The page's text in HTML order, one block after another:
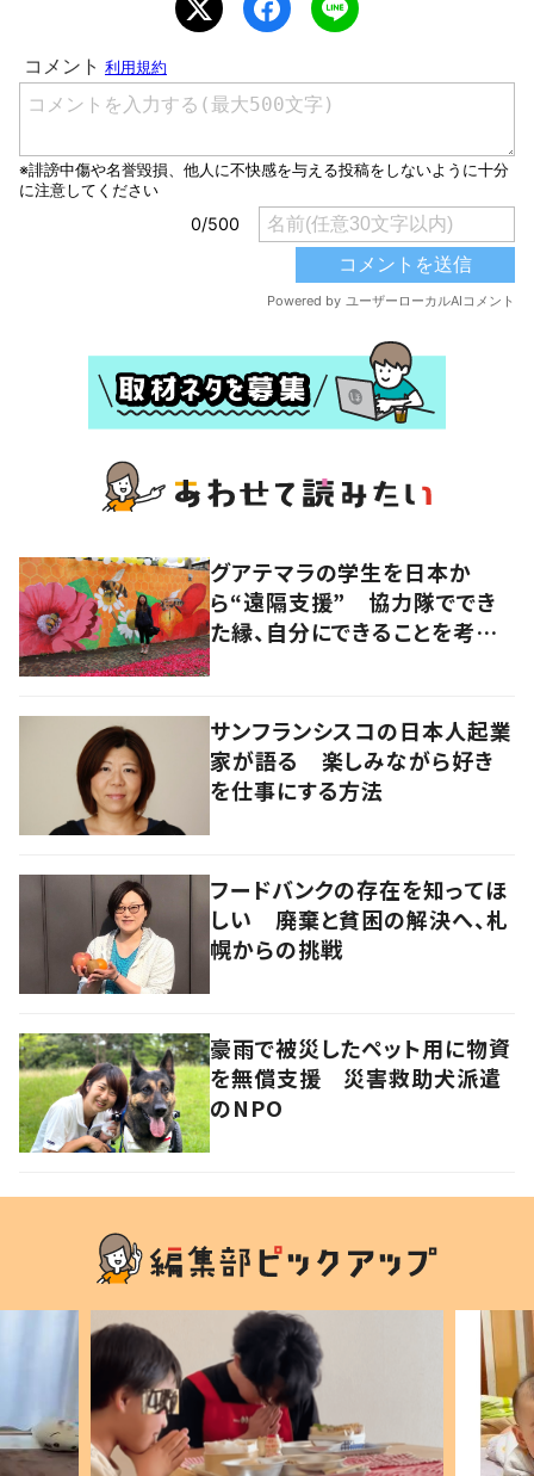
グアテマラの学生を日本か
ら“遠隔支援” 協力隊ででき
た縁、自分にできることを考え
サンフランシスコの日本人起業
家が語る 楽しみながら好き
を仕事にする方法
フードバンクの存在を知ってほ
しい 廃棄と貧困の解決へ、札
幌からの挑戦
豪雨で被災したペット用に物資
を無償支援 災害救助犬派遣
のNPO